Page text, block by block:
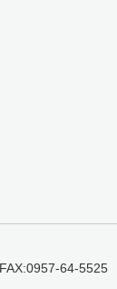
64-5525